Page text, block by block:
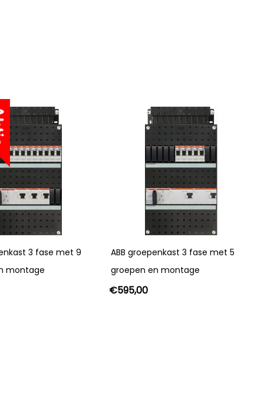
3 fase met 9
montage
ABB groepenkast 3 fase met 5
groepen en montage
€595,00